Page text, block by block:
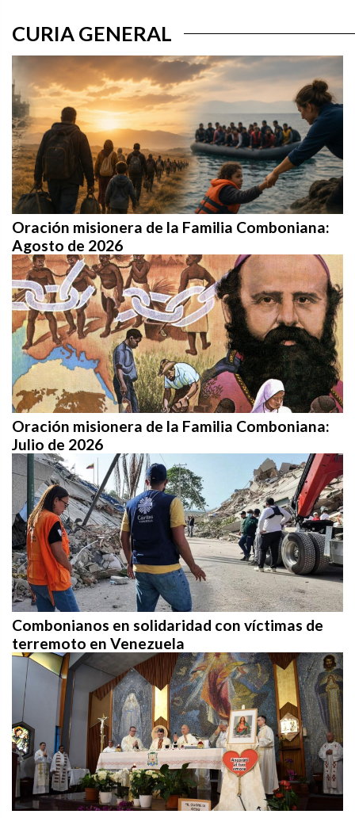
CURIA GENERAL
Oración misionera de la Familia Comboniana:
Agosto de 2026
Oración misionera de la Familia Comboniana:
Julio de 2026
Combonianos en solidaridad con víctimas de
terremoto en Venezuela